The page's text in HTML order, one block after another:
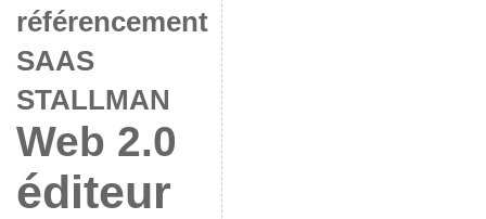
référencement
SAAS
STALLMAN
Web 2.0
éditeur